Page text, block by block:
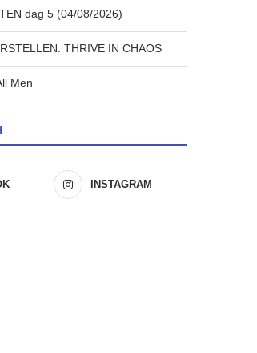
dag 5 (04/08/2026)
THRIVE IN CHAOS
Men
INSTAGRAM